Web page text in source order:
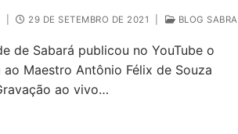
29 DE SETEMBRO DE 2021 BLOG SABRA
de Sabará publicou no YouTube o
Maestro Antônio Félix de Souza
ao vivo…